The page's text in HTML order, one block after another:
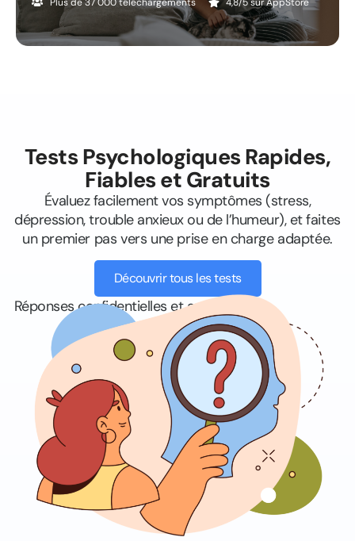
Tests Psychologiques Rapides,
Fiables et Gratuits
Évaluez facilement vos symptômes (stress,
dépression, trouble anxieux ou de l’humeur), etfaites
un premier pas vers une prise en charge adaptée.
Découvrir tous les tests
Réponses confidentielles et anonymes.